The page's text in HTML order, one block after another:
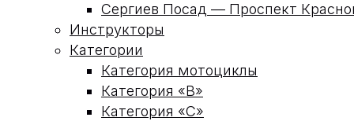
Сергиев Посад — Проспект
Инструкторы
Категории
Категория мотоциклы
Категория «В»
Категория «С»